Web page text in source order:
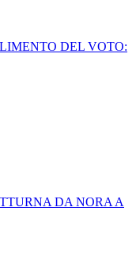
DEL VOTO:
DA NORA A